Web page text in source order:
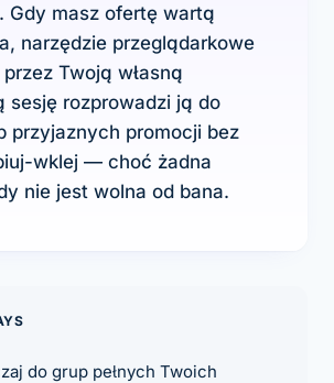
Gdy masz ofertę wartą
narzędzie przeglądarkowe
Twoją własną
sesję rozprowadzi ją do
przyjaznych promocji bez
wklej — choć żadna
nie jest wolna od bana.
do grup pełnych Twoich